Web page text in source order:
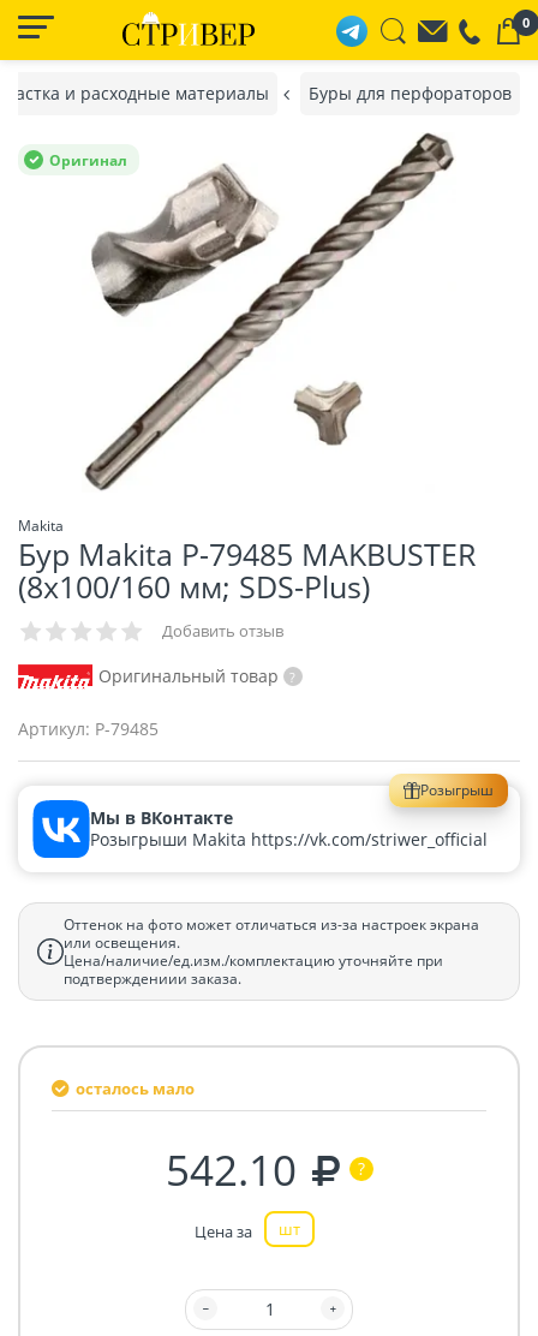
0
и расходные материалы Буры для перфораторов
Оригинал
Makita
Бур Makita P-79485 MAKBUSTER
(8х100/160 мм; SDS-Plus)
Добавить отзыв
Оригинальный товар
Артикул: P-79485
Розыгрыш
Мы в ВКонтакте
Розыгрыши Makita https://vk.com/striwer_official
Оттенок на фото может отличаться из-за настроек экрана
или освещения.
Цена/наличие/ед.изм./комплектацию уточняйте при
подтверждениии заказа.
осталось мало
542.10
Цена за шт